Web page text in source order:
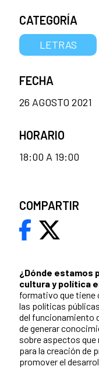
¿Dónde estamos
cultura y política
formativo que tiene
las políticas
del funcionamiento
de generar
sobre aspectos que
para la creación de
promover el
CATEGORÍA
LETRAS
FECHA
26 AGOSTO 2021
HORARIO
18:00 A 19:00
COMPARTIR